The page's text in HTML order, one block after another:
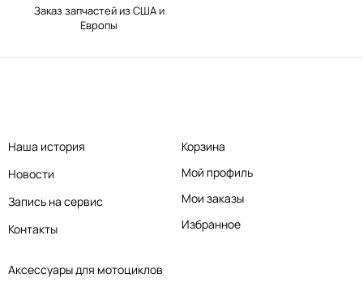
Заказ запчастей из США и
Европы
Аксессуары для мотоциклов
Наша история
Новости
Запись на сервис
Контакты
Корзина
Мой профиль
Мои заказы
Избранное